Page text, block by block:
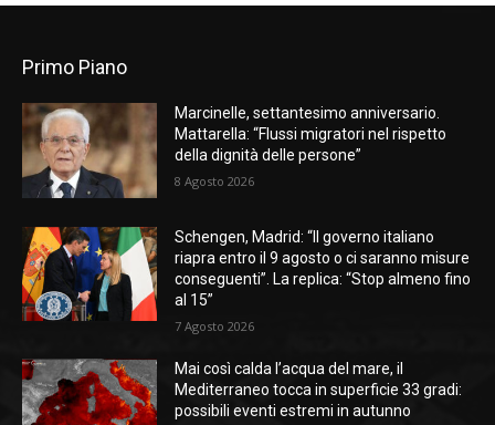
Primo Piano
Marcinelle, settantesimo anniversario.
Mattarella: “Flussi migratori nel rispetto
della dignità delle persone”
8 Agosto 2026
Schengen, Madrid: “Il governo italiano
riapra entro il 9 agosto o ci saranno misure
conseguenti”. La replica: “Stop almeno fino
al 15”
7 Agosto 2026
Mai così calda l’acqua del mare, il
Mediterraneo tocca in superficie 33 gradi:
possibili eventi estremi in autunno